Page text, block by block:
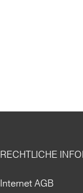
RECHTLICHE
Internet AGB